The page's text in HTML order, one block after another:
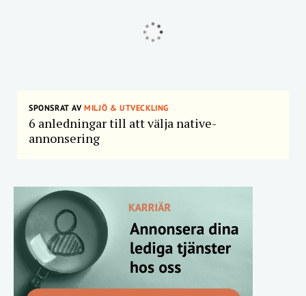
SPONSRAT AVMILJÖ & UTVECKLING
6 anledningar till att välja native-
annonsering